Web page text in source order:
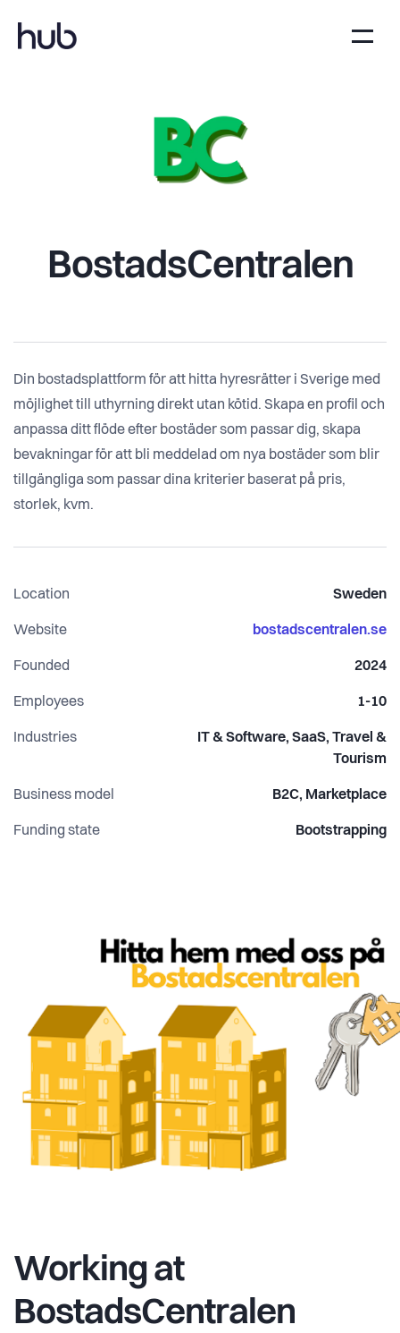
BostadsCentralen
Din bostadsplattform för att hitta hyresrätter i Sverige med
möjlighet till uthyrning direkt utan kötid. Skapa en profil och
anpassa ditt flöde efter bostäder som passar dig, skapa
bevakningar för att bli meddelad om nya bostäder som blir
tillgängliga som passar dina kriterier baserat på pris,
storlek, kvm.
Location Sweden
Website bostadscentralen.se
Founded 2024
Employees 1-10
Industries
IT & Software, SaaS, Travel &
Tourism
Business model B2C, Marketplace
Funding state Bootstrapping
Working at
BostadsCentralen